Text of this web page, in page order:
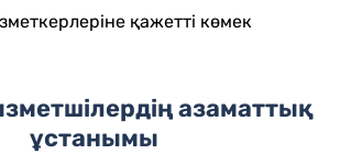
қажетті көмек
азаматтық
ұстанымы